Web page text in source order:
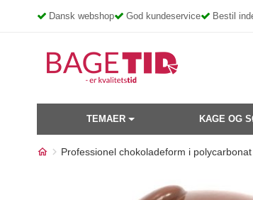
Dansk webshop God kundeservice Bestil
TEMAER KAGE OG
Professionel chokoladeform i
Måske kunne nogle